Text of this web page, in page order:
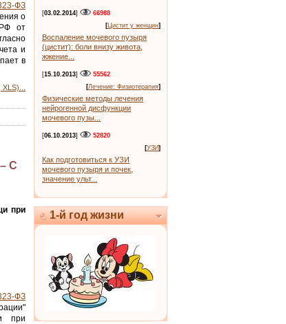
ФЗ
о
РФ от
и
в
С
при
ФЗ
при
[03.02.2014]
66988
[Цистит у женщин]
Воспаление мочевого пузыря
(цистит): боли внизу живота,
жжение...
[15.10.2013]
55562
[Лечение: Физиотерапия]
Физические методы лечения
нейрогенной дисфункции
мочевого пузы...
[06.10.2013]
52820
[УЗИ]
Как подготовиться к УЗИ
мочевого пузыря и почек,
значение ульт...
1-й год жизни